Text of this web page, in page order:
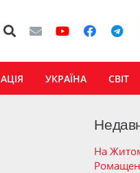
УКРАЇНА СВІТ
На